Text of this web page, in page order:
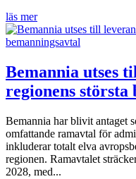
läs mer
Bemannia utses
regionens största
Bemannia har blivit antaget
omfattande ramavtal för
inkluderar totalt elva
regionen. Ramavtalet
2028, med...